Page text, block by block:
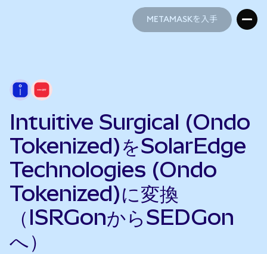
METAMASKを入手
Intuitive Surgical (Ondo
Tokenized)をSolarEdge
Technologies (Ondo
Tokenized)に変換
（ISRGonからSEDGon
へ）